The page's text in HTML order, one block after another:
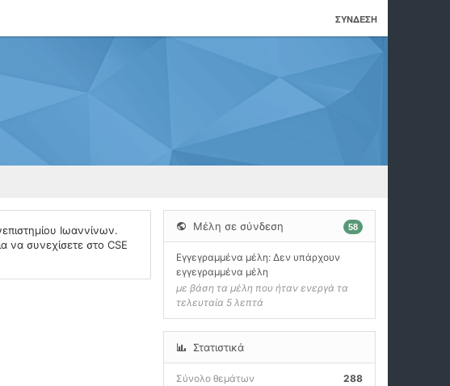
ΣΎΝΔΕΣΗ
Ιωαννίνων.
να συνεχίσετε στο CSE
Μέλη σε σύνδεση 58
Εγγεγραμμένα μέλη: Δεν υπάρχουν
εγγεγραμμένα μέλη
με βάση τα μέλη που ήταν ενεργά τα
τελευταία 5 λεπτά
Στατιστικά
Σύνολο θεμάτων
288